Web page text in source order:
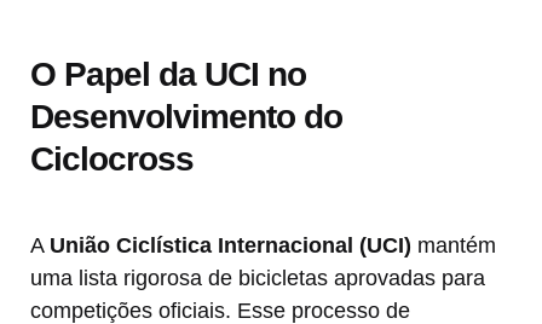
O Papel da UCI no
Desenvolvimento do
Ciclocross
A União Ciclística Internacional (UCI) mantém
uma lista rigorosa de bicicletas aprovadas para
competições oficiais. Esse processo de